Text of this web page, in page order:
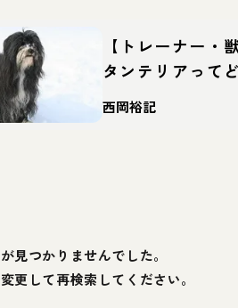
【トレーナー・
タンテリアって
特徴・育て方・
西岡裕記
見つかりませんでした。
更して再検索してください。